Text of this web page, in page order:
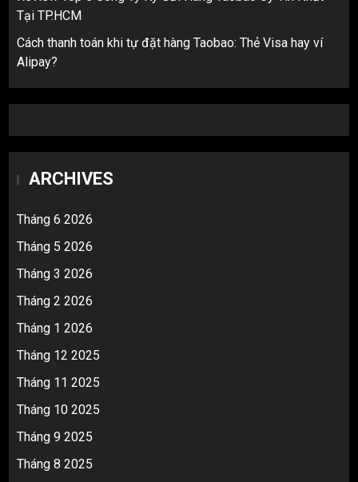
Tại TP.HCM
Cách thanh toán khi tự đặt hàng Taobao: Thẻ Visa hay ví
Alipay?
ARCHIVES
Tháng 6 2026
Tháng 5 2026
Tháng 3 2026
Tháng 2 2026
Tháng 1 2026
Tháng 12 2025
Tháng 11 2025
Tháng 10 2025
Tháng 9 2025
Tháng 8 2025